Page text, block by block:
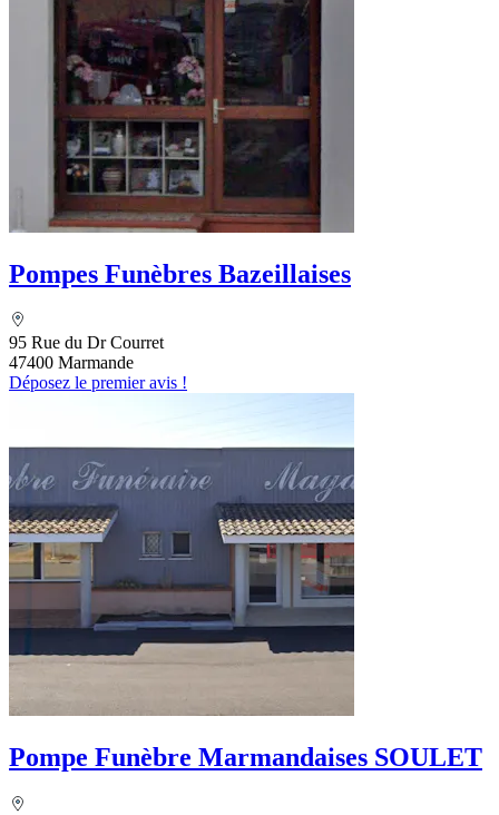
Pompes Funèbres Bazeillaises
95 Rue du Dr Courret
47400 Marmande
Déposez le premier avis !
Pompe Funèbre Marmandaises SOULET